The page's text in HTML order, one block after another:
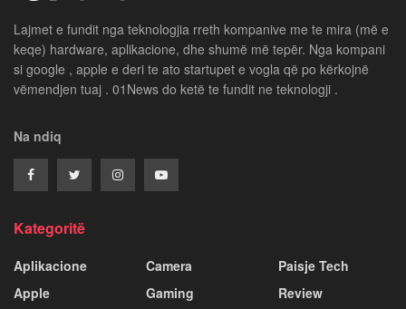
Lajmet e fundit nga teknologjia rreth kompanive me te mira (më e
keqe) hardware, aplikacione, dhe shumë më tepër. Nga kompani
si google , apple e deri te ato startupet e vogla që po kërkojnë
vëmendjen tuaj . 01News do ketë te fundit ne teknologji .
Na ndiq
Kategoritë
Aplikacione
Apple
Camera
Gaming
Paisje Tech
Review